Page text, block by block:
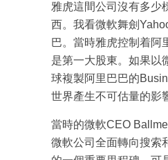
雅虎這間公司沒有多少
西。我看微軟舞劍
巴。當時雅虎控制着阿
是第一大股東。如果以
球複製阿里巴巴的
世界產生不可估量的影
當時的微軟CEO
微軟公司全面轉向搜索